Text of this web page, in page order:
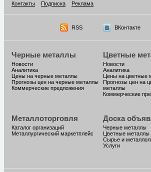
Контакты
Подписка Реклама
RSS ВКонтакте
Черные металлы
Новости
Аналитика
Цены на черные металлы
Прогнозы цен на черные металлы
Коммерческие предложения
Цветные
Новости
Аналитика
Цены на цветные
Прогнозы цен на
металлы
Коммерческие
Металлоторговля
Каталог организаций
Металлургический маркетплейс
Доска
Черные металлы
Цветные металлы
Сырье и
Услуги